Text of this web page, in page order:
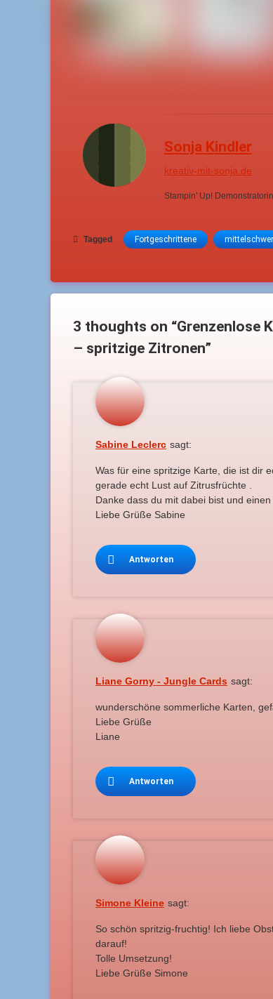
Sonja Kindler
kreativ-mit-sonja.de
Stampin' Up! Demonstratorin
Tagged Fortgeschrittene mittelschwer
3 thoughts on “Grenzenlose
– spritzige Zitronen”
Sabine Leclerc sagt:
Was für eine spritzige Karte, die ist dir
gerade echt Lust auf Zitrusfrüchte .
Danke dass du mit dabei bist und
Liebe Grüße Sabine
Antworten
Liane Gorny - Jungle Cards sagt:
wunderschöne sommerliche Karten,
Liebe Grüße
Liane
Antworten
Simone Kleine sagt:
So schön spritzig-fruchtig! Ich liebe
darauf!
Tolle Umsetzung!
Liebe Grüße Simone